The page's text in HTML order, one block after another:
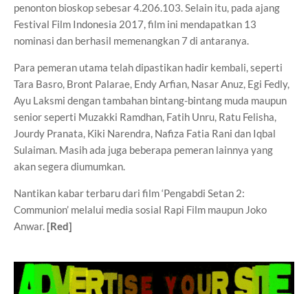
penonton bioskop sebesar 4.206.103. Selain itu, pada ajang
Festival Film Indonesia 2017, film ini mendapatkan 13
nominasi dan berhasil memenangkan 7 di antaranya.
Para pemeran utama telah dipastikan hadir kembali, seperti
Tara Basro, Bront Palarae, Endy Arfian, Nasar Anuz, Egi Fedly,
Ayu Laksmi dengan tambahan bintang-bintang muda maupun
senior seperti Muzakki Ramdhan, Fatih Unru, Ratu Felisha,
Jourdy Pranata, Kiki Narendra, Nafiza Fatia Rani dan Iqbal
Sulaiman. Masih ada juga beberapa pemeran lainnya yang
akan segera diumumkan.
Nantikan kabar terbaru dari film ‘Pengabdi Setan 2:
Communion’ melalui media sosial Rapi Film maupun Joko
Anwar. [Red]